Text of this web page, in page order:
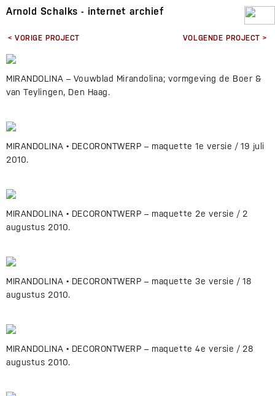
Arnold Schalks - internet archief
< VORIGE PROJECT VOLGENDE PROJECT >
MIRANDOLINA – Vouwblad Mirandolina; vormgeving de Boer &
van Teylingen, Den Haag.
MIRANDOLINA • DECORONTWERP – maquette 1e versie / 19 juli
2010.
MIRANDOLINA • DECORONTWERP – maquette 2e versie / 2
augustus 2010.
MIRANDOLINA • DECORONTWERP – maquette 3e versie / 18
augustus 2010.
MIRANDOLINA • DECORONTWERP – maquette 4e versie / 28
augustus 2010.